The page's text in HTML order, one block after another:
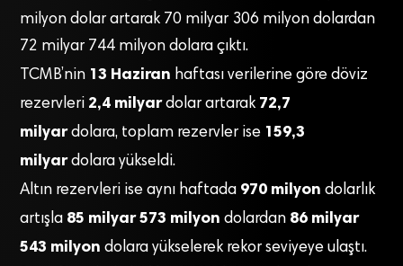
milyon dolar artarak 70 milyar 306 milyon dolardan
72 milyar 744 milyon dolara çıktı.
TCMB’nin 13 Haziran haftası verilerine göre döviz
rezervleri 2,4 milyardolar artarak 72,7
milyardolara, toplam rezervler ise 159,3
milyardolara yükseldi.
Altın rezervleri ise aynı haftada 970 milyondolarlık
artışla 85 milyar 573 milyon dolardan 86 milyar
543 milyon dolara yükselerek rekor seviyeye ulaştı.